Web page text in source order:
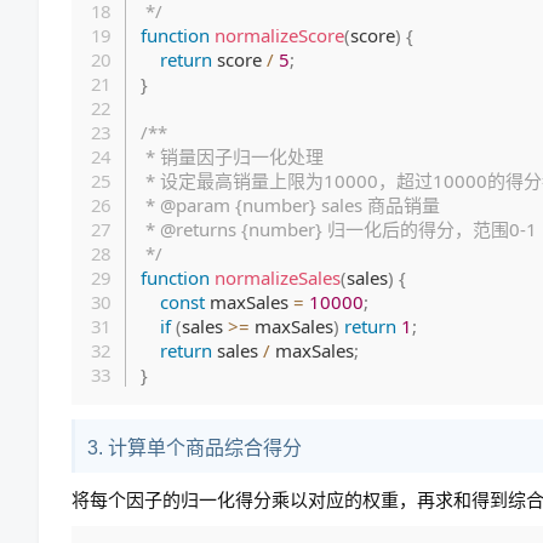
*/
function normalizeScore(score) {
return score / 5;
}
/**
*/
function normalizeSales(sales) {
const maxSales = 10000;
if (sales >= maxSales) return 1 ;
return sales / maxSales;
}
3. 计算单个商品综合得分
将每个因子的归一化得分乘以对应的权重，再求和得到综